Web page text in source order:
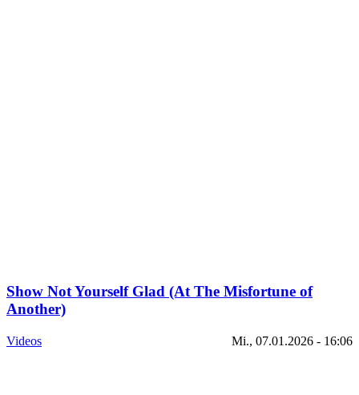
Show Not Yourself Glad (At The Misfortune of
Another)
Videos Mi., 07.01.2026 - 16:06